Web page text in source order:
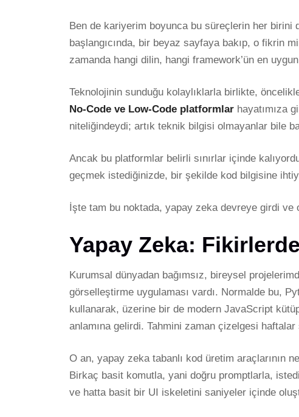
Ben de kariyerim boyunca bu süreçlerin her birini
başlangıcında, bir beyaz sayfaya bakıp, o fikrin
zamanda hangi dilin, hangi framework’ün en
Teknolojinin sunduğu kolaylıklarla birlikte,
No-Code ve Low-Code platformlar hayatımıza
niteliğindeydi; artık teknik bilgisi olmayanlar bile
Ancak bu platformlar belirli sınırlar içinde
geçmek istediğinizde, bir şekilde kod bilgisine
İşte tam bu noktada, yapay zeka devreye girdi ve
Yapay Zeka:
Kurumsal dünyadan bağımsız, bireysel
görselleştirme uygulaması vardı. Normalde bu,
kullanarak, üzerine bir de modern JavaScript
anlamına gelirdi. Tahmini zaman çizelgesi
O an, yapay zeka tabanlı kod üretim araçlarının
Birkaç basit komutla, yani doğru promptlarla,
ve hatta basit bir UI iskeletini saniyeler içinde